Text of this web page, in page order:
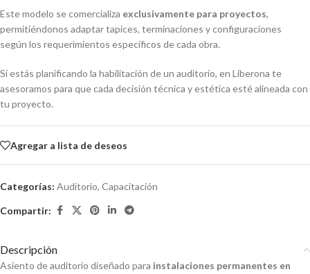
Este modelo se comercializa exclusivamente para proyectos,
permitiéndonos adaptar tapices, terminaciones y configuraciones
según los requerimientos específicos de cada obra.
Si estás planificando la habilitación de un auditorio, en Liberona te
asesoramos para que cada decisión técnica y estética esté alineada con
tu proyecto.
Agregar a lista de deseos
Categorías: Auditorio, Capacitación
Compartir:
Descripción
Asiento de auditorio diseñado para instalaciones permanentes en